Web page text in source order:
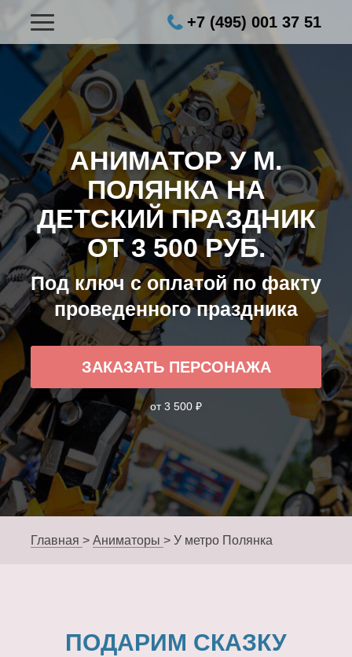
+7 (495) 001 37 51
АНИМАТОР У М.
ПОЛЯНКА НА
ДЕТСКИЙ ПРАЗДНИК
ОТ 3 500 РУБ.
Под ключ с оплатой по факту
проведенного праздника
ЗАКАЗАТЬ ПЕРСОНАЖА
от 3 500 ₽
Главная > Аниматоры > У метро Полянка
ПОДАРИМ СКАЗКУ